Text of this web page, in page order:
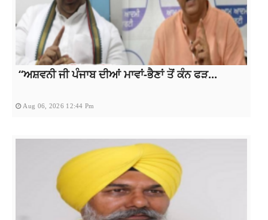
“ਅਸ਼ਵਨੀ ਜੀ ਪੰਜਾਬ ਦੀਆਂ ਮਾਵਾਂ-ਭੈਣਾਂ ਤੋਂ ਕੰਨ ਫੜ...
Aug 06, 2026 12:44 Pm